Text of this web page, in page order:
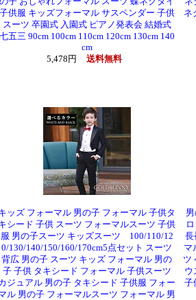
子供服 キッズフォーマル サスペンダー 子供
スーツ 卒園式 入園式 ピアノ発表会 結婚式
七五三 90cm 100cm 110cm 120cm 130cm 140
cm
5,478円
送料無料
ネ
ッズ フォーマル 男の子 フォーマル 子供タ
シード 子供 スーツ フォーマルスーツ 子供
服 男の子スーツ キッズスーツ 100/110/12
0/130/140/150/160/170cm5点セット スーツ
背広 男の子 スーツ キッズ フォーマル 男の
子 子供 タキシード フォーマル 子供スーツ
ジュアル 男の子 タキシード 子供服 フォー
ル 男の子 フォーマルスーツ フォーマル 男
長
マ
ツ
ウ
子